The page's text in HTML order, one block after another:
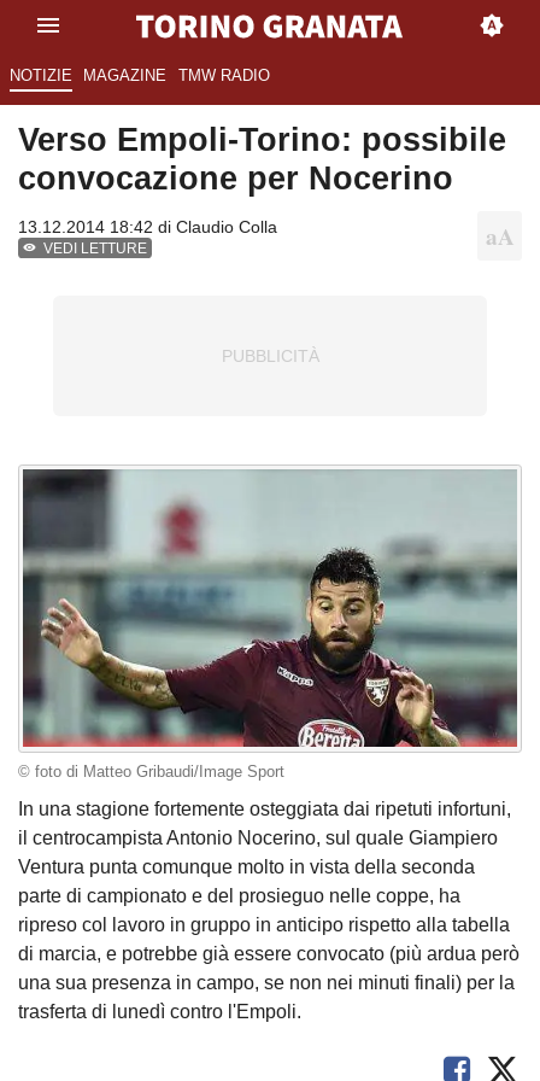
NOTIZIE MAGAZINE TMW RADIO
Verso Empoli-Torino: possibile
convocazione per Nocerino
13.12.2014 18:42 di Claudio Colla
VEDI LETTURE
© foto di Matteo Gribaudi/Image Sport
In una stagione fortemente osteggiata dai ripetuti infortuni,
il centrocampista Antonio Nocerino, sul quale Giampiero
Ventura punta comunque molto in vista della seconda
parte di campionato e del prosieguo nelle coppe, ha
ripreso col lavoro in gruppo in anticipo rispetto alla tabella
di marcia, e potrebbe già essere convocato (più ardua però
una sua presenza in campo, se non nei minuti finali) per la
trasferta di lunedì contro l'Empoli.